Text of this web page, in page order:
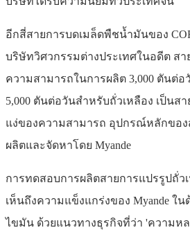
อีกสี่สายการบดเมล็ดพืชน้ำมันของ
บริษัทวิศวกรรมต่างประเทศในอดีต ส
ความสามารถในการผลิต 3,000 ตันต่อ
5,000 ตันต่อวันสำหรับถั่วเหลือง เป็น
แง่ของความสามารถ อุปกรณ์หลักขอ
ผลิตและจัดหาโดย Myande
การทดสอบการผลิตสายการแปรรูปถั่ว
เห็นถึงความแข็งแกร่งของ Myande ใ
ไขมัน ด้วยแนวทางธุรกิจที่ว่า 'ความห